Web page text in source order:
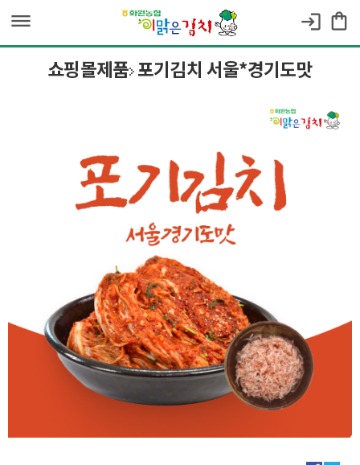
dehaze login shopping_bag
쇼핑몰제품 포기김치 서울*경기도맛